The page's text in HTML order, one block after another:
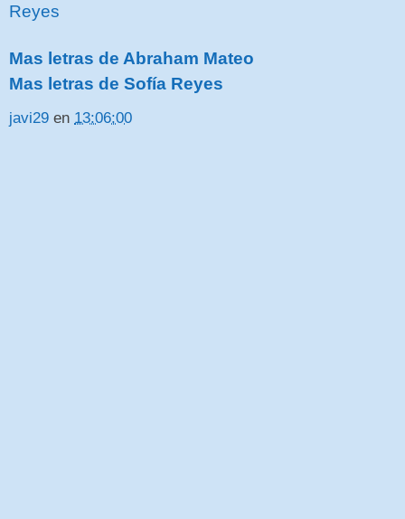
Reyes
Mas letras de Abraham Mateo
Mas letras de Sofía Reyes
javi29 en 13:06:00